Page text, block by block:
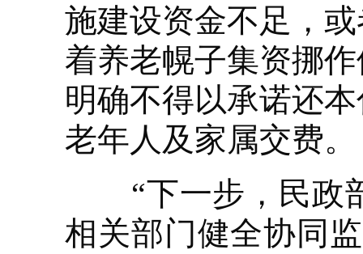
施建设资金不足，
着养老幌子集资挪
明确不得以承诺还
老年人及家属交费。
“下一步，民政部
相关部门健全协同